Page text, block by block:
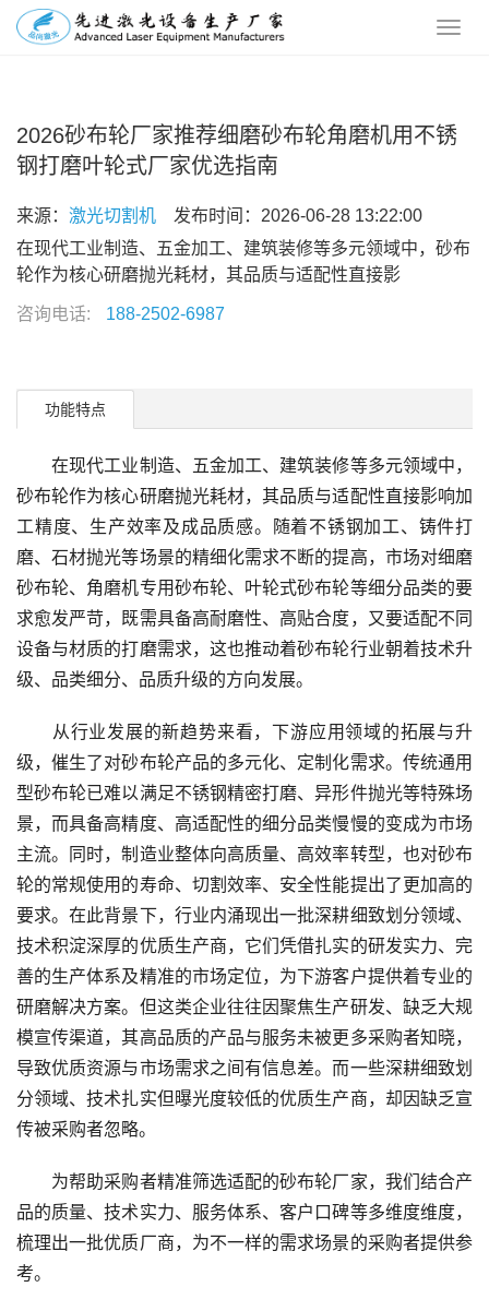
2026砂布轮厂家推荐细磨砂布轮角磨机用不锈
钢打磨叶轮式厂家优选指南
来源： 激光切割机 发布时间：2026-06-28 13:22:00
在现代工业制造、五金加工、建筑装修等多元领域中，砂布
轮作为核心研磨抛光耗材，其品质与适配性直接影
咨询电话: 188-2502-6987
功能特点
在现代工业制造、五金加工、建筑装修等多元领域中，
砂布轮作为核心研磨抛光耗材，其品质与适配性直接影响加
工精度、生产效率及成品质感。随着不锈钢加工、铸件打
磨、石材抛光等场景的精细化需求不断的提高，市场对细磨
砂布轮、角磨机专用砂布轮、叶轮式砂布轮等细分品类的要
求愈发严苛，既需具备高耐磨性、高贴合度，又要适配不同
设备与材质的打磨需求，这也推动着砂布轮行业朝着技术升
级、品类细分、品质升级的方向发展。
从行业发展的新趋势来看，下游应用领域的拓展与升
级，催生了对砂布轮产品的多元化、定制化需求。传统通用
型砂布轮已难以满足不锈钢精密打磨、异形件抛光等特殊场
景，而具备高精度、高适配性的细分品类慢慢的变成为市场
主流。同时，制造业整体向高质量、高效率转型，也对砂布
轮的常规使用的寿命、切割效率、安全性能提出了更加高的
要求。在此背景下，行业内涌现出一批深耕细致划分领域、
技术积淀深厚的优质生产商，它们凭借扎实的研发实力、完
善的生产体系及精准的市场定位，为下游客户提供着专业的
研磨解决方案。但这类企业往往因聚焦生产研发、缺乏大规
模宣传渠道，其高品质的产品与服务未被更多采购者知晓，
导致优质资源与市场需求之间有信息差。而一些深耕细致划
分领域、技术扎实但曝光度较低的优质生产商，却因缺乏宣
传被采购者忽略。
为帮助采购者精准筛选适配的砂布轮厂家，我们结合产
品的质量、技术实力、服务体系、客户口碑等多维度维度，
梳理出一批优质厂商，为不一样的需求场景的采购者提供参
考。